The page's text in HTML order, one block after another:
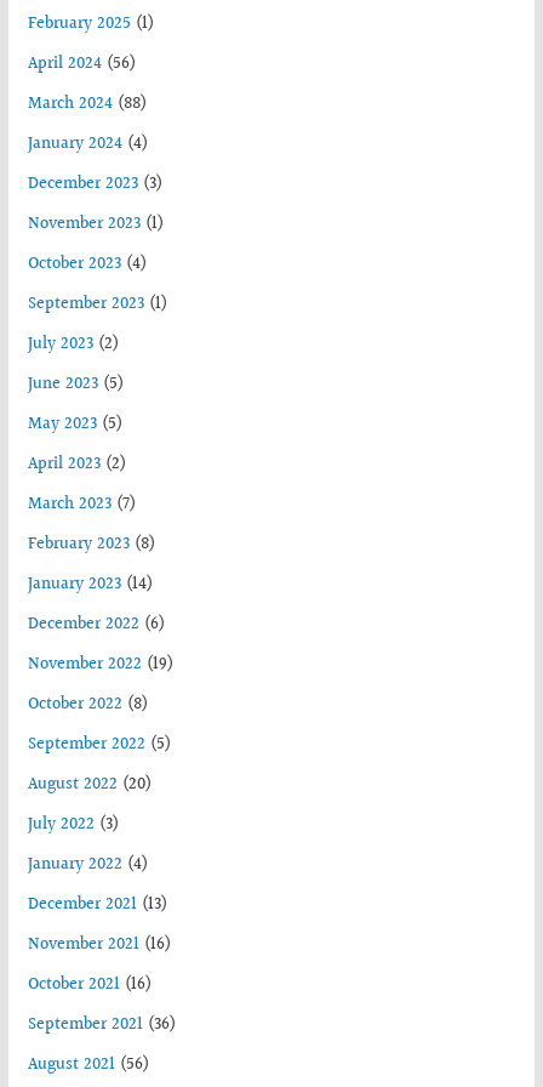
February 2025 (1)
April 2024(56)
March 2024(88)
January 2024(4)
December 2023(3)
November 2023(1)
October 2023(4)
September 2023(1)
July 2023(2)
June 2023(5)
May 2023(5)
April 2023(2)
March 2023(7)
February 2023(8)
January 2023(14)
December 2022 (6)
November 2022 (19)
October 2022 (8)
September 2022 (5)
August 2022 (20)
July 2022 (3)
January 2022 (4)
December 2021(13)
November 2021(16)
October 2021(16)
September 2021(36)
August 2021(56)